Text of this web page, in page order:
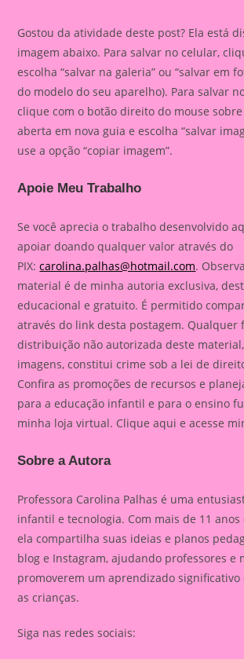
Gostou da atividade deste post? Ela está
imagem abaixo. Para salvar no celular,
escolha “salvar na galeria” ou “salvar em
do modelo do seu aparelho). Para salvar
clique com o botão direito do mouse
aberta em nova guia e escolha “salvar
use a opção “copiar imagem”.
Apoie Meu Trabalho
Se você aprecia o trabalho desenvolvido
apoiar doando qualquer valor através do
PIX:carolina.palhas@hotmail.com.
material é de minha autoria exclusiva,
educacional e gratuito. É permitido
através do link desta postagem. Qualquer
distribuição não autorizada deste material,
imagens, constitui crime sob a lei de
Confira as promoções de recursos e
para a educação infantil e para o ensino
minha loja virtual. Clique aqui e acesse
Sobre a Autora
Professora Carolina Palhas é uma
infantil e tecnologia. Com mais de 11
ela compartilha suas ideias e planos
blog e Instagram, ajudando professores e
promoverem um aprendizado
as crianças.
Siga nas redes sociais: